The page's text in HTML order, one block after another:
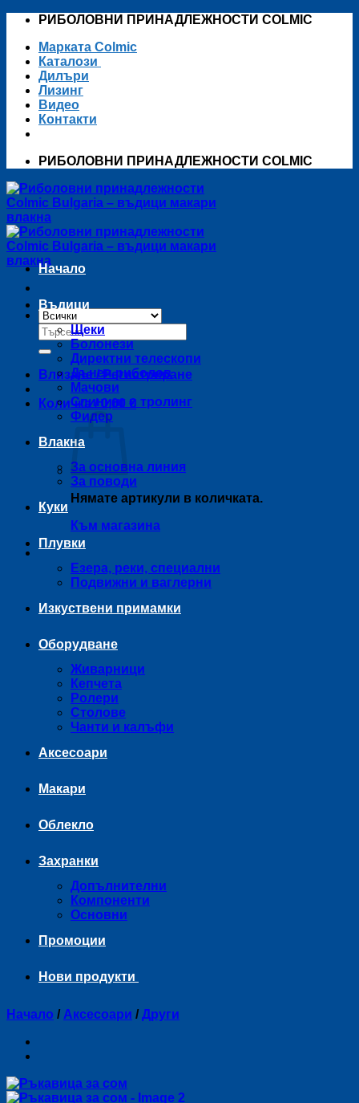
Skip
content
РИБОЛОВНИ ПРИНАДЛЕЖНОСТИ COLMIC
Марката Colmic
Каталози
Дилъри
Лизинг
Видео
Контакти
РИБОЛОВНИ ПРИНАДЛЕЖНОСТИ COLMIC
Търсене
за:
Влизане / Регистриране
Количка /0,00 €
Нямате артикули в количката.
Към магазина
Начало
Въдици
Щеки
Болонези
Директни телескопи
Дънен риболов
Мачови
Спининг и тролинг
Фидер
Влакна
За основна линия
За поводи
Куки
Плувки
Езера, реки, специални
Подвижни и ваглерни
Изкуствени примамки
Оборудване
Живарници
Кепчета
Ролери
Столове
Чанти и калъфи
Аксесоари
Макари
Облекло
Захранки
Допълнителни
Компоненти
Основни
Промоции
Нови продукти
Начало / Аксесоари / Други